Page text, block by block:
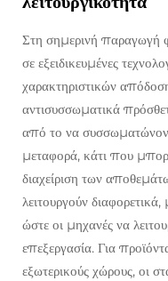
Στη σημερινή παραγωγή
σε εξειδικευμένες
χαρακτηριστικών
αντισυσσωματικά
από το να
μεταφορά, κάτι που
διαχείριση των
λειτουργούν
ώστε οι μηχανές να
επεξεργασία. Για
εξωτερικούς χώρους, οι